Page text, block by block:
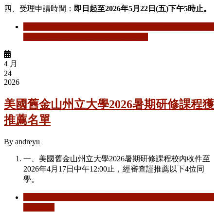
四、受理申請時間： 即日起至2026年5月22日(五)下午5時止。
4 月
24
2026
美國舊金山州立大學2026暑期研修課程獲
推薦名單
By andreyu
一、美國舊金山州立大學2026暑期研修課程校內收件至
2026年4月17日中午12:00止，經審查謹推薦以下4位同
學。